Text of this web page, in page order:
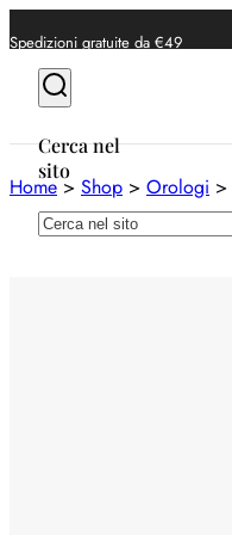
Spedizioni gratuite da €49
Cerca nel
sito
Cerca
Home> Shop > Orologi >